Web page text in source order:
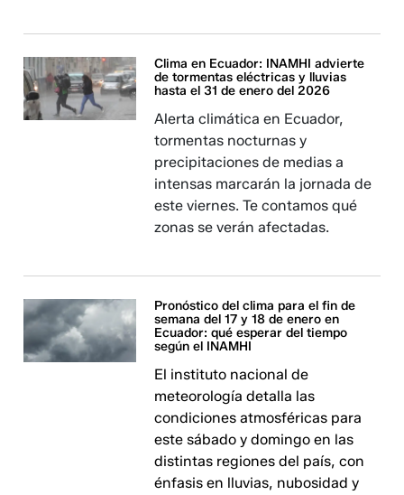
Clima en Ecuador: INAMHI advierte
de tormentas eléctricas y lluvias
hasta el 31 de enero del 2026
Alerta climática en Ecuador,
tormentas nocturnas y
precipitaciones de medias a
intensas marcarán la jornada de
este viernes. Te contamos qué
zonas se verán afectadas.
Pronóstico del clima para el fin de
semana del 17 y 18 de enero en
Ecuador: qué esperar del tiempo
según el INAMHI
El instituto nacional de
meteorología detalla las
condiciones atmosféricas para
este sábado y domingo en las
distintas regiones del país, con
énfasis en lluvias, nubosidad y